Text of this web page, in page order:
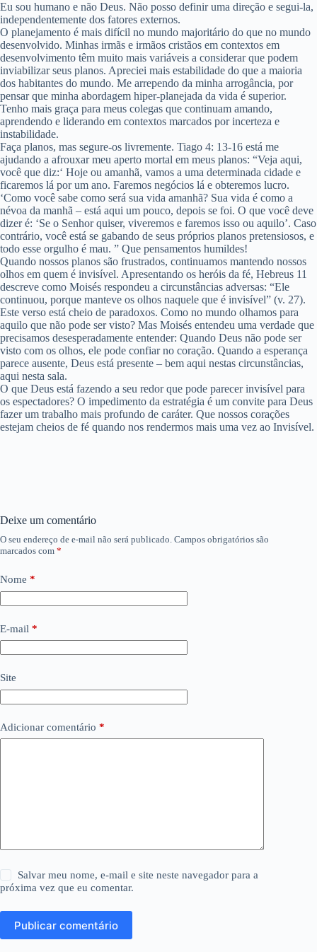
Eu sou humano e não Deus. Não posso definir uma direção e segui-la,
independentemente dos fatores externos.
O planejamento é mais difícil no mundo majoritário do que no mundo
desenvolvido. Minhas irmãs e irmãos cristãos em contextos em
desenvolvimento têm muito mais variáveis ​​a considerar que podem
inviabilizar seus planos. Apreciei mais estabilidade do que a maioria
dos habitantes do mundo. Me arrependo da minha arrogância, por
pensar que minha abordagem hiper-planejada da vida é superior.
Tenho mais graça para meus colegas que continuam amando,
aprendendo e liderando em contextos marcados por incerteza e
instabilidade.
Faça planos, mas segure-os livremente. Tiago 4: 13-16 está me
ajudando a afrouxar meu aperto mortal em meus planos: “Veja aqui,
você que diz:‘ Hoje ou amanhã, vamos a uma determinada cidade e
ficaremos lá por um ano. Faremos negócios lá e obteremos lucro.
‘Como você sabe como será sua vida amanhã? Sua vida é como a
névoa da manhã – está aqui um pouco, depois se foi. O que você deve
dizer é: ‘Se o Senhor quiser, viveremos e faremos isso ou aquilo’. Caso
contrário, você está se gabando de seus próprios planos pretensiosos, e
todo esse orgulho é mau. ” Que pensamentos humildes!
Quando nossos planos são frustrados, continuamos mantendo nossos
olhos em quem é invisível. Apresentando os heróis da fé, Hebreus 11
descreve como Moisés respondeu a circunstâncias adversas: “Ele
continuou, porque manteve os olhos naquele que é invisível” (v. 27).
Este verso está cheio de paradoxos. Como no mundo olhamos para
aquilo que não pode ser visto? Mas Moisés entendeu uma verdade que
precisamos desesperadamente entender: Quando Deus não pode ser
visto com os olhos, ele pode confiar no coração. Quando a esperança
parece ausente, Deus está presente – bem aqui nestas circunstâncias,
aqui nesta sala.
O que Deus está fazendo a seu redor que pode parecer invisível para
os espectadores? O impedimento da estratégia é um convite para Deus
fazer um trabalho mais profundo de caráter. Que nossos corações
estejam cheios de fé quando nos rendermos mais uma vez ao Invisível.
Deixe um comentário
O seu endereço de e-mail não será publicado. Campos obrigatórios são
marcados com *
Nome *
E-mail *
Site
Adicionar comentário *
Salvar meu nome, e-mail e site neste navegador para a
próxima vez que eu comentar.
Publicar comentário